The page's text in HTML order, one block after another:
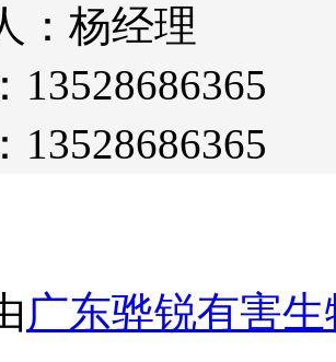
：杨经理
13528686365
13528686365
广东骅锐有害